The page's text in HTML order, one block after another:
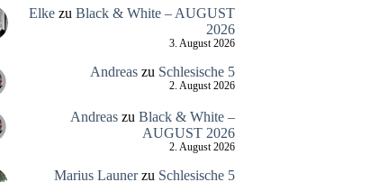
Elkezu Black & White – AUGUST
2026
3. August 2026
Andreaszu Schlesische 5
2. August 2026
Andreaszu Black & White –
AUGUST 2026
2. August 2026
Marius Launerzu Schlesische 5